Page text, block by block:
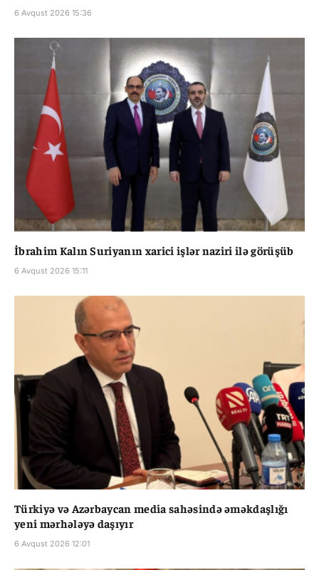
6 Avqust 2026 15:36
İbrahim Kalın Suriyanın xarici işlər naziri ilə görüşüb
6 Avqust 2026 15:11
Türkiyə və Azərbaycan media sahəsində əməkdaşlığı
yeni mərhələyə daşıyır
6 Avqust 2026 12:01